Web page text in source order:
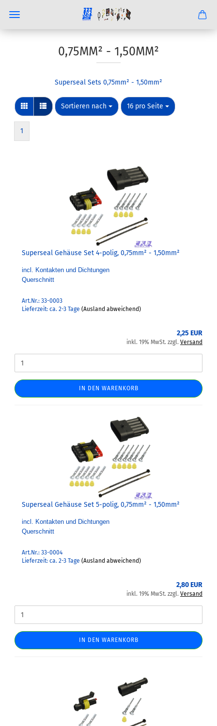
0,75MM² - 1,50MM²
Superseal Sets 0,75mm² - 1,50mm²
Sortieren nach
Sortieren nach 16 pro Seite
pro Seite
1
Superseal Gehäuse Set 4-polig, 0,75mm² - 1,50mm²
incl. Kontakten und Dichtungen
Querschnitt
Art.Nr.: 33-0003
Lieferzeit: ca. 2-3 Tage (Ausland abweichend)
2,25 EUR
inkl. 19% MwSt. zzgl. Versand
IN DEN WARENKORB
Superseal Gehäuse Set 5-polig, 0,75mm² - 1,50mm²
incl. Kontakten und Dichtungen
Querschnitt
Art.Nr.: 33-0004
Lieferzeit: ca. 2-3 Tage (Ausland abweichend)
2,80 EUR
inkl. 19% MwSt. zzgl. Versand
IN DEN WARENKORB